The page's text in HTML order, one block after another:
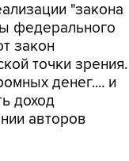
"закона
федерального
закон
точки зрения.
денег.... и
доход
авторов